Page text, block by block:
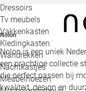
Dressoirs
Tv meubels
Vakkenkasten
Kledingkasten
Wandrekken
Nachtkastjes
Meubelhoezen
Nolon
Nolon is een uniek
een prachtige collectie
die perfect passen bij
kwaliteit, design en